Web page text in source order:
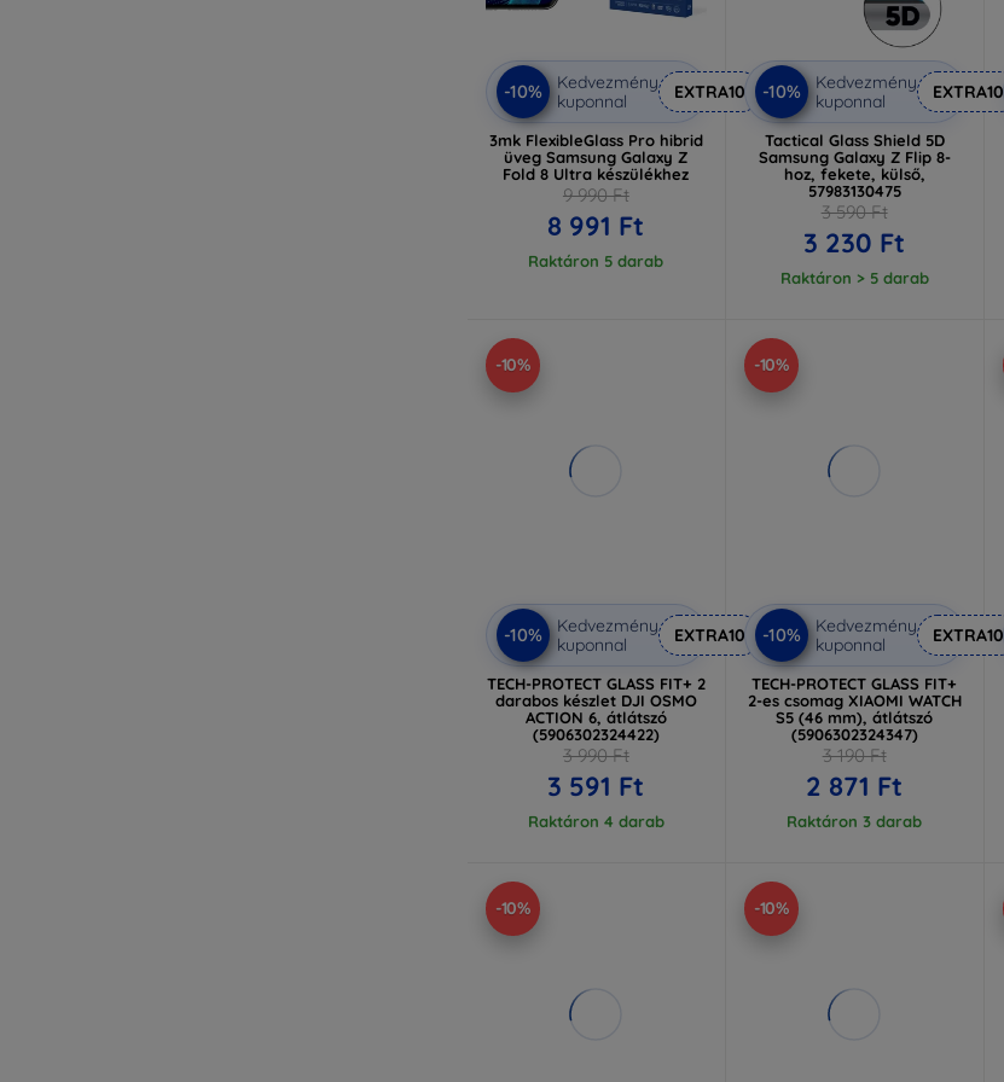
-10%
Kedvezmény
kuponnal
EXTRA10
3mk FlexibleGlass Pro hibrid
üveg Samsung Galaxy Z
Fold 8 Ultra készülékhez
9 990 Ft
8 991 Ft
Raktáron 5 darab
-10%
Kedvezmény
kuponnal
EXTRA10
Tactical Glass Shield 5D
Samsung Galaxy Z Flip 8-
hoz, fekete, külső,
57983130475
3 590 Ft
3 230 Ft
Raktáron > 5 darab
-10%
-10%
Kedvezmény
kuponnal
EXTRA10
TECH-PROTECT GLASS FIT+ 2
darabos készlet DJI OSMO
ACTION 6, átlátszó
(5906302324422)
3 990 Ft
3 591 Ft
Raktáron 4 darab
-10%
-10%
Kedvezmény
kuponnal
EXTRA10
TECH-PROTECT GLASS FIT+
2-es csomag XIAOMI WATCH
S5 (46 mm), átlátszó
(5906302324347)
3 190 Ft
2 871 Ft
Raktáron 3 darab
-10% -10%